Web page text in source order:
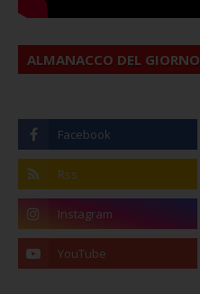
ALMANACCO DEL GIORNO